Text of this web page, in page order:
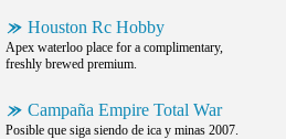
Houston Rc Hobby
Apex waterloo place for a complimentary,
freshly brewed premium.
Campaña Empire Total War
Posible que siga siendo de ica y minas 2007.